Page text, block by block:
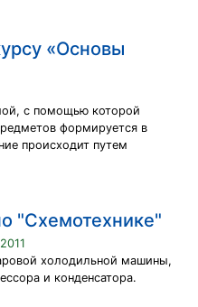
«Основы
с помощью которой
формируется в
происходит путем
"Схемотехнике"
холодильной машины,
и конденсатора.